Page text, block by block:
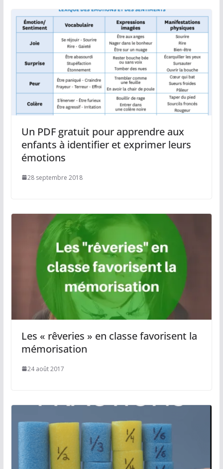
Un PDF gratuit pour apprendre aux
enfants à identifier et exprimer leurs
émotions
28 septembre 2018
Les « rêveries » en classe favorisent la
mémorisation
24 août 2017